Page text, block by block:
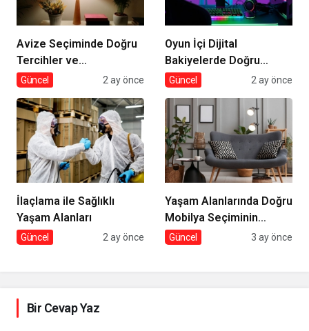
Avize Seçiminde Doğru
Tercihler ve
Dekorasyona Etkisi
Güncel 2 ay önce
Oyun İçi Dijital
Bakiyelerde Doğru
Tercihler
Güncel 2 ay önce
İlaçlama ile Sağlıklı
Yaşam Alanları
Güncel 2 ay önce
Yaşam Alanlarında Doğru
Mobilya Seçiminin
İncelikleri
Güncel 3 ay önce
Bir Cevap Yaz